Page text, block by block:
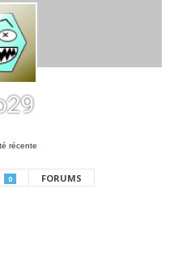
récente
0 FORUMS